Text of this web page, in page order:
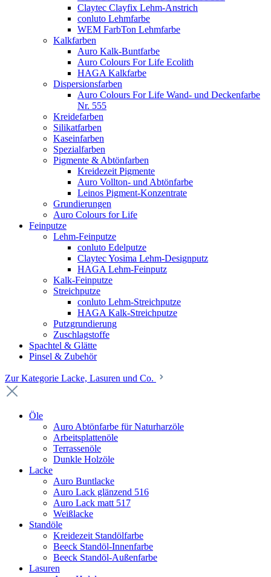
Claytec Clayfix Lehm-Anstrich
conluto Lehmfarbe
WEM FarbTon Lehmfarbe
Kalkfarben
Auro Kalk-Buntfarbe
Auro Colours For Life Ecolith
HAGA Kalkfarbe
Dispersionsfarben
Auro Colours For Life Wand- und Deckenfarbe
Nr. 555
Kreidefarben
Silikatfarben
Kaseinfarben
Spezialfarben
Pigmente & Abtönfarben
Kreidezeit Pigmente
Auro Vollton- und Abtönfarbe
Leinos Pigment-Konzentrate
Grundierungen
Auro Colours for Life
Feinputze
Lehm-Feinputze
conluto Edelputze
Claytec Yosima Lehm-Designputz
HAGA Lehm-Feinputz
Kalk-Feinputze
Streichputze
conluto Lehm-Streichputze
HAGA Kalk-Streichputze
Putzgrundierung
Zuschlagstoffe
Spachtel & Glätte
Pinsel & Zubehör
Zur Kategorie Lacke, Lasuren und Co.
Öle
Auro Abtönfarbe für Naturharzöle
Arbeitsplattenöle
Terrassenöle
Dunkle Holzöle
Lacke
Auro Buntlacke
Auro Lack glänzend 516
Auro Lack matt 517
Weißlacke
Standöle
Kreidezeit Standölfarbe
Beeck Standöl-Innenfarbe
Beeck Standöl-Außenfarbe
Lasuren